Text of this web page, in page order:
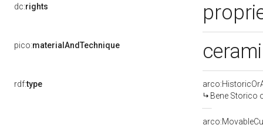
dc:rights
pico:materialAndTechnique
rdf:type
Bene Storico